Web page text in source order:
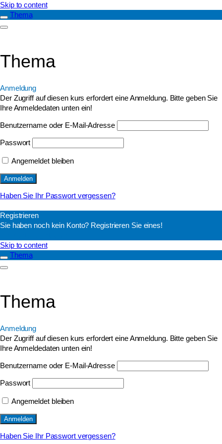
Skip to content
Thema
Thema
Anmeldung
Der Zugriff auf diesen kurs erfordert eine Anmeldung. Bitte geben Sie
Ihre Anmeldedaten unten ein!
Benutzername oder E-Mail-Adresse
Passwort
Angemeldet bleiben
Haben Sie Ihr Passwort vergessen?
Registrieren
Sie haben noch kein Konto? Registrieren Sie eines!
Skip to content
Thema
Thema
Anmeldung
Der Zugriff auf diesen kurs erfordert eine Anmeldung. Bitte geben Sie
Ihre Anmeldedaten unten ein!
Benutzername oder E-Mail-Adresse
Passwort
Angemeldet bleiben
Haben Sie Ihr Passwort vergessen?